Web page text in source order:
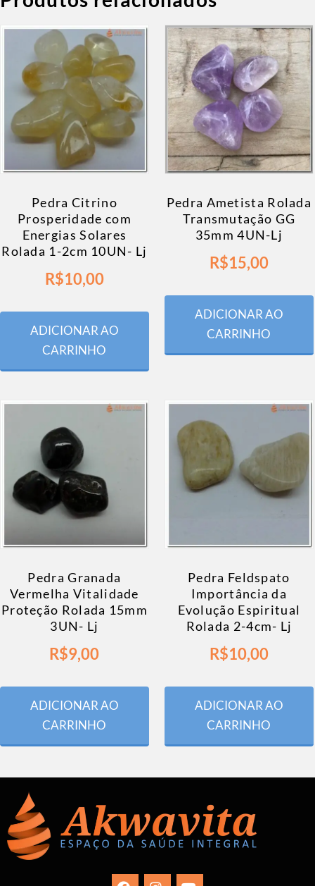
Pedra Citrino
Prosperidade com
Energias Solares
Rolada 1-2cm 10UN- Lj
R$10,00
ADICIONAR AO
CARRINHO
Pedra Ametista Rolada
Transmutação GG
35mm 4UN-Lj
R$15,00
ADICIONAR AO
CARRINHO
Pedra Granada
Vermelha Vitalidade
Proteção Rolada 15mm
3UN- Lj
R$9,00
ADICIONAR AO
CARRINHO
Pedra Feldspato
Importância da
Evolução Espiritual
Rolada 2-4cm- Lj
R$10,00
ADICIONAR AO
CARRINHO